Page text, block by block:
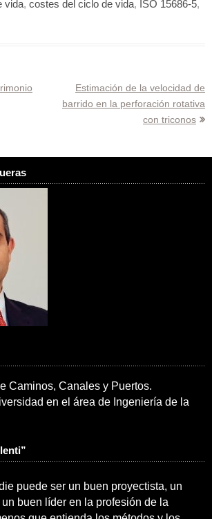
vida, costes del ciclo de vida, ISO 15686-5,
Estimación de la velocidad de
barrido en la perforación rotativa
con triconos
Caminos, Canales y Puertos.
en el área de Ingeniería de la
puede ser un buen proyectista, un
buen líder en la profesión de la